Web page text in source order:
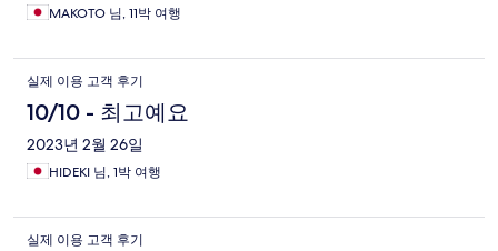
MAKOTO 님, 11박 여행
실제 이용 고객 후기
10/10 - 최고예요
2023년 2월 26일
HIDEKI 님, 1박 여행
실제 이용 고객 후기